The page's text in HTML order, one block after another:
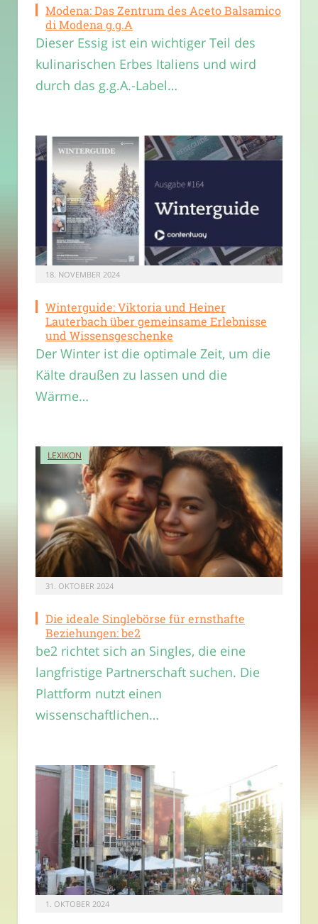
Modena: Das Zentrum des Aceto Balsamico
di Modena g.g.A
Dieser Essig ist ein wichtiger Teil des
kulinarischen Erbes Italiens und wird
durch das g.g.A.-Label…
18. NOVEMBER 2024
Winterguide: Viktoria und Heiner
Lauterbach über gemeinsame Erlebnisse
und Wissensgeschenke
Der Winter ist die optimale Zeit, um die
Kälte draußen zu lassen und die
Wärme…
LEXIKON
31. OKTOBER 2024
Die ideale Singlebörse für ernsthafte
Beziehungen: be2
be2 richtet sich an Singles, die eine
langfristige Partnerschaft suchen. Die
Plattform nutzt einen
wissenschaftlichen…
1. OKTOBER 2024